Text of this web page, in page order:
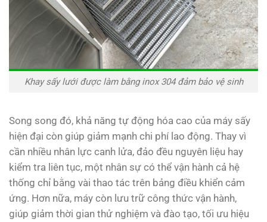
Khay sấy lưới được làm bằng inox 304 đảm bảo vệ sinh
Song song đó, khả năng tự động hóa cao của máy sấy
hiện đại còn giúp giảm mạnh chi phí lao động. Thay vì
cần nhiều nhân lực canh lửa, đảo đều nguyên liệu hay
kiểm tra liên tục, một nhân sự có thể vận hành cả hệ
thống chỉ bằng vài thao tác trên bảng điều khiển cảm
ứng. Hơn nữa, máy còn lưu trữ công thức vận hành,
giúp giảm thời gian thử nghiệm và đào tạo, tối ưu hiệu